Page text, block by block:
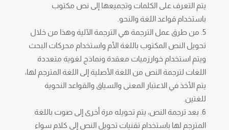
يتم التعرف على الكلمات وتجميعها إلى نص مكتوب
باستخدام قواعد اللغة والنحو.
من طرق عمل الترجمة هي الترجمة الآلية وهذا من خلال
تحويل النص المكتوب باللغة الأم واستخدام محركات البحث
ويتم استخدام خوارزميات معقدة ونماذج لغوية متعددة
اللغات لترجمة النص من اللغة الأصلية إلى اللغة المترجم لها،
يتم الأخذ في الاعتبار المعنى والسياق والقواعد النحوية
للغتين.
بعد ترجمة النص، يتم تحويله مرة أخرى إلى صوت باللغة
المترجم لها باستخدام تقنيات تحويل النص إلى كلام سواء